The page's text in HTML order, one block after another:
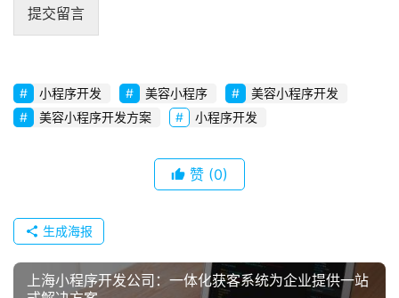
联
系
提交留言
小程序开发 美容小程序
美容小程序开发
美容小程序开发方案
小程序开发
赞 (0)
生成海报
上海小程序开发公司：一体化获客系统为企业提供一站